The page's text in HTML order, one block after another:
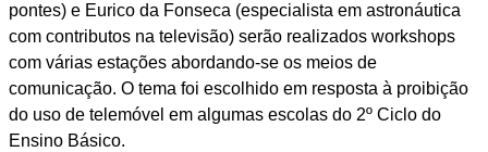
pontes) e Eurico da Fonseca (especialista em astronáutica
com contributos na televisão) serão realizados workshops
com várias estações abordando-se os meios de
comunicação. O tema foi escolhido em resposta à proibição
do uso de telemóvel em algumas escolas do 2º Ciclo do
Ensino Básico.